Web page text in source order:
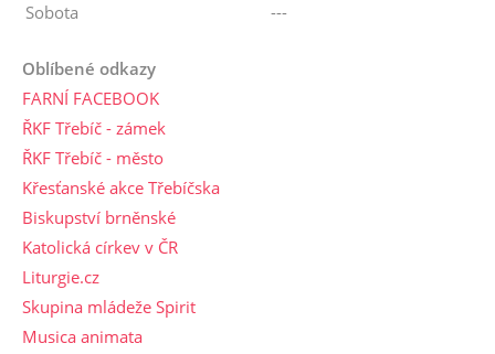
Sobota
---
Oblíbené odkazy
FARNÍ FACEBOOK
ŘKF Třebíč - zámek
ŘKF Třebíč - město
Křesťanské akce Třebíčska
Biskupství brněnské
Katolická církev v ČR
Liturgie.cz
Skupina mládeže Spirit
Musica animata